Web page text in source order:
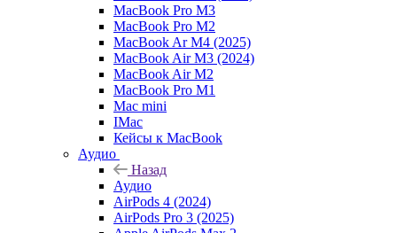
MacBook Pro M3
MacBook Pro M2
MacBook Ar M4 (2025)
MacBook Air M3 (2024)
MacBook Air M2
MacBook Pro M1
Mac mini
IMac
Кейсы к MacBook
Аудио
Назад
Аудио
AirPods 4 (2024)
AirPods Pro 3 (2025)